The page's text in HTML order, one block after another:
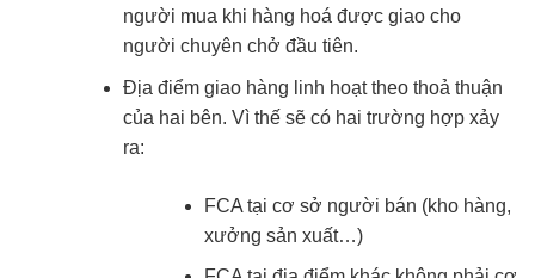
người mua khi hàng hoá được giao cho
người chuyên chở đầu tiên.
Địa điểm giao hàng linh hoạt theo thoả thuận
của hai bên. Vì thế sẽ có hai trường hợp xảy
ra:
FCA tại cơ sở người bán (kho hàng,
xưởng sản xuất…)